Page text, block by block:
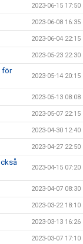
2023-06-15 17:50
2023-06-08 16:35
2023-06-04 22:15
2023-05-23 22:30
för
2023-05-14 20:15
2023-05-13 08:08
2023-05-07 22:15
2023-04-30 12:40
2023-04-27 22:50
2023-04-15 07:20
2023-04-07 08:30
2023-03-22 18:10
2023-03-13 16:26
2023-03-07 17:10